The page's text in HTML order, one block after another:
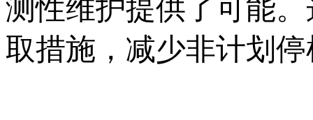
测性维护提供了可能
取措施，减少非计划停